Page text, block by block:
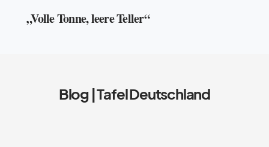
„Volle Tonne, leere Teller“
Blog | Tafel Deutschland